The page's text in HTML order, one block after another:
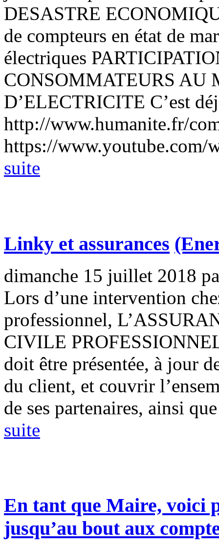
DESASTRE
de compteurs en état de
électriques
CONSOMMATEURS AU
D’ELECTRICITE C’est
http://www.humanite.fr/
https://www.youtube.com/
suite
Linky et assurances
dimanche 15 juillet 2018
Lors d’une intervention
professionnel,
CIVILE
doit être présentée, à jour
du client, et couvrir
de ses partenaires, ainsi
suite
En tant que Maire, voici
jusqu’au bout aux